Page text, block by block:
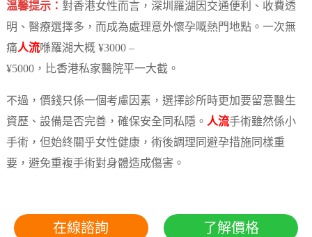
温馨提示： 對香港女性而言，深圳羅湖因交通便利、收費透
明、醫療選擇多，而成為處理意外懷孕嘅熱門地點。一次無
痛人流喺羅湖大概 ¥3000 –
¥5000，比香港私家醫院平一大截。
不過，價錢只係一個考慮因素，選擇診所時更加要留意醫生
資歷、設備是否完善，確保安全同私隱。 人流手術雖然係小
手術，但始終關乎女性健康，術後調理同避孕措施同樣重
要，避免重複手術對身體造成傷害。
在線諮詢 了解價格